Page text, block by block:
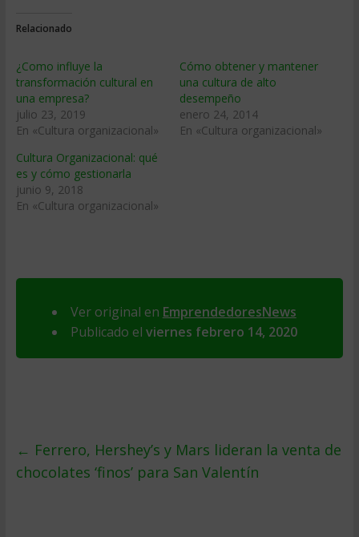
Relacionado
¿Como influye la
transformación cultural en
una empresa?
julio 23, 2019
En «Cultura organizacional»
Cómo obtener y mantener
una cultura de alto
desempeño
enero 24, 2014
En «Cultura organizacional»
Cultura Organizacional: qué
es y cómo gestionarla
junio 9, 2018
En «Cultura organizacional»
Ver original en EmprendedoresNews
Publicado el viernes febrero 14, 2020
← Ferrero, Hershey’s y Mars lideran la venta de
chocolates ‘finos’ para San Valentín